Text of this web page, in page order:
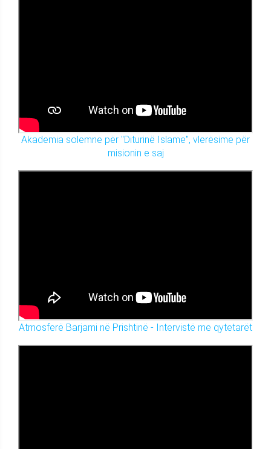
Akademia solemne për "Diturinë Islame", vlerësime për
misionin e saj
Atmosferë Barjami në Prishtinë - Intervistë me qytetarët